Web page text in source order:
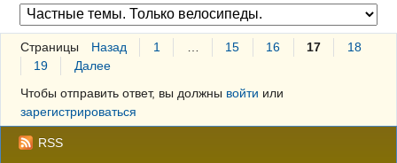
Страницы Назад 1 15 16 17
18
19
Далее
Чтобы отправить ответ, вы должны войти или
зарегистрироваться
RSS